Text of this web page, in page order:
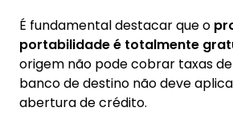
É fundamental destacar que o
portabilidade é totalmente
origem não pode cobrar taxas
banco de destino não deve
abertura de crédito.